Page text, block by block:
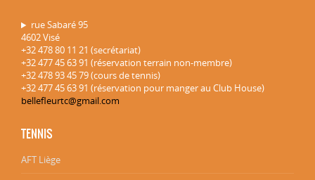
rue Sabaré 95
4602 Visé
+32 478 80 11 21 (secrétariat)
+32 477 45 63 91 (réservation terrain non-membre)
+32 478 93 45 79 (cours de tennis)
+32 477 45 63 91 (réservation pour manger au Club House)
bellefleurtc@gmail.com
TENNIS
AFT Liège